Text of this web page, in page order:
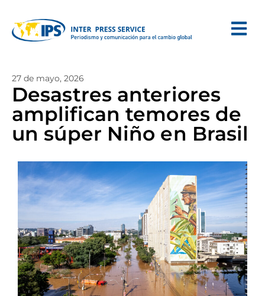
27 de mayo, 2026
Desastres anteriores
amplifican temores de
un súper Niño en Brasil